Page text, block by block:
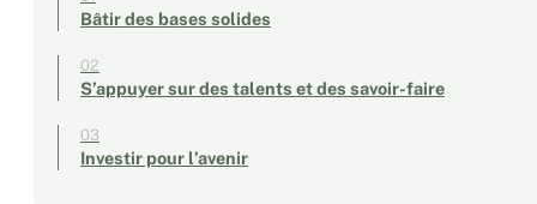
Bâtir des bases solides
S’appuyer sur des talents et des savoir-faire
Investir pour l’avenir